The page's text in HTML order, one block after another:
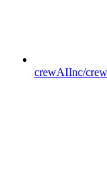
crewAIInc/